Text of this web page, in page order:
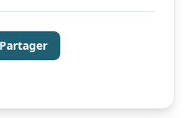
Partager